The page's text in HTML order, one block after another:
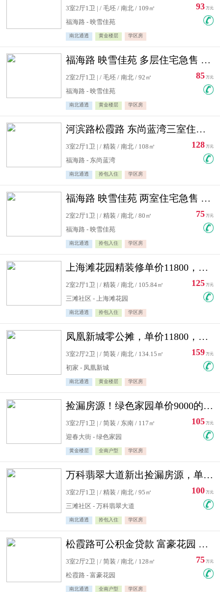
3室2厅1卫 | / 毛坯 / 南北 / 109㎡
福海路 - 映雪佳苑
南北通透 黄金楼层 学区房
93 万元
福海路 映雪佳苑 多层住宅急售 可公积金贷款
2室2厅1卫 | / 毛坯 / 南北 / 92㎡
福海路 - 映雪佳苑
南北通透 黄金楼层 学区房
85 万元
河滨路松霞路 东尚蓝湾三室住宅急售
3室2厅1卫 | / 精装 / 南北 / 108㎡
福海路 - 东尚蓝湾
南北通透 拎包入住 学区房
128 万元
福海路 映雪佳苑 两室住宅急售 可公积金贷款
2室2厅1卫 | / 精装 / 南北 / 80㎡
福海路 - 映雪佳苑
南北通透 拎包入住 学区房
75 万元
上海滩花园精装修单价11800，价格最低的两居室，无敌视野
2室2厅1卫 | / 精装 / 南北 / 105.84㎡
三滩社区 - 上海滩花园
南北通透 拎包入住 学区房
125 万元
凤凰新城零公摊，单价11800，白银楼层，一个车库另算
3室2厅2卫 | / 简装 / 南北 / 134.15㎡
初家 - 凤凰新城
南北通透 黄金楼层 学区房
159 万元
捡漏房源！绿色家园单价9000的大三居，实验小学永明双学区
3室2厅1卫 | / 简装 / 东南 / 117㎡
迎春大街 - 绿色家园
黄金楼层 全南户型 学区房
105 万元
万科翡翠大道新出捡漏房源，单价10500精装修
3室2厅1卫 | / 精装 / 南北 / 95㎡
三滩社区 - 万科翡翠大道
南北通透 拎包入住 学区房
100 万元
松霞路可公积金贷款 富豪花园 复式住宅急售送小棚
3室2厅2卫 | / 简装 / 南北 / 128㎡
松霞路 - 富豪花园
南北通透 全南户型 学区房
75 万元